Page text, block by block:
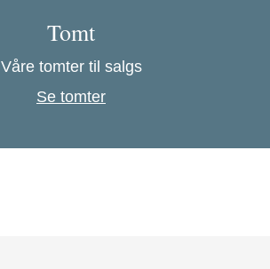
Tomt
Våre tomter til salgs
Se tomter